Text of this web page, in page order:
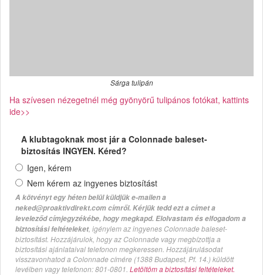
Sárga tulipán
Ha szívesen nézegetnél még gyönyörű tulipános fotókat, kattints
ide>>
A klubtagoknak most jár a Colonnade baleset-
biztosítás INGYEN. Kéred?
Igen, kérem
Nem kérem az ingyenes biztosítást
A kötvényt egy héten belül küldjük e-mailen a
neked@proaktivdirekt.com címről. Kérjük tedd ezt a címet a
leveleződ címjegyzékébe, hogy megkapd. Elolvastam és elfogadom a
biztosítási feltételeket, igénylem az ingyenes Colonnade baleset-
biztosítást. Hozzájárulok, hogy az Colonnade vagy megbízottja a
biztosítási ajánlataival telefonon megkeressen. Hozzájárulásodat
visszavonhatod a Colonnade címére (1388 Budapest, Pf. 14.) küldött
levélben vagy telefonon: 801-0801. Letöltöm a biztosítási feltételeket.